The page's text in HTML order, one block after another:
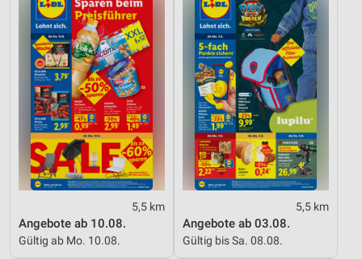
5,5 km
Angebote ab 10.08.
Gültig ab Mo. 10.08.
5,5 km
Angebote ab 03.08.
Gültig bis Sa. 08.08.